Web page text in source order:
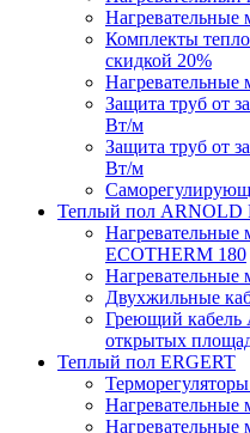
Комплекты
скидкой 20%
Нагревательные
Защита труб от
Вт/м
Защита труб от
Вт/м
Теплый пол ARNOLD
Нагревательные
ECOTHERM 180
Нагревательные
Двухжильные
Греющий кабель
открытых
Теплый пол ERGERT
Нагревательные
Нагревательные